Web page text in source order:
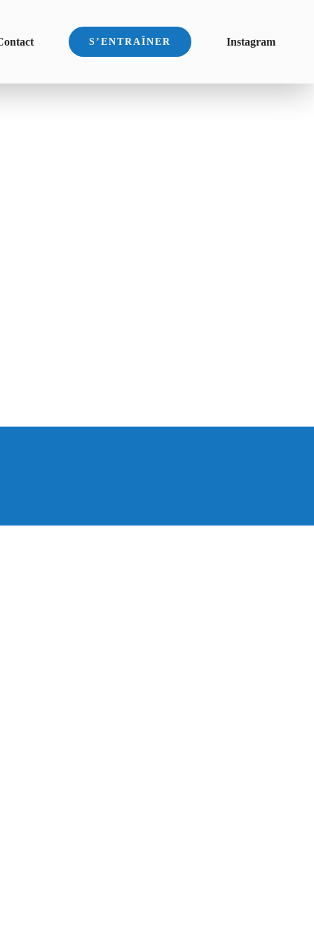
S’ENTRAÎNER Instagram